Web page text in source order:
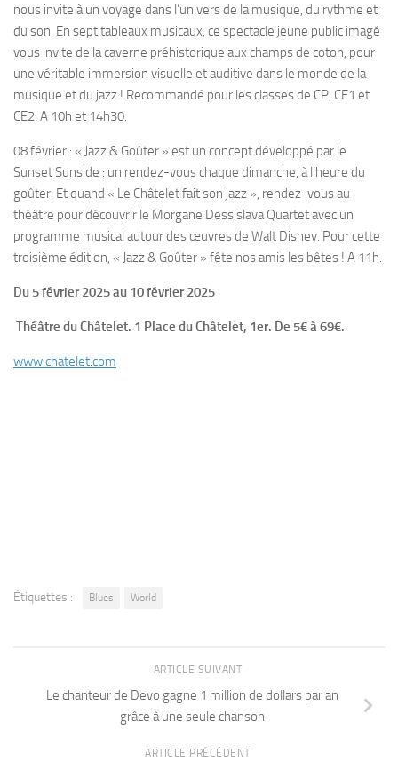
nous invite à un voyage dans l’univers de la musique, du rythme et
du son. En sept tableaux musicaux, ce spectacle jeune public imagé
vous invite de la caverne préhistorique aux champs de coton, pour
une véritable immersion visuelle et auditive dans le monde de la
musique et du jazz ! Recommandé pour les classes de CP, CE1 et
CE2. A 10h et 14h30.
08 février : « Jazz & Goûter » est un concept développé par le
Sunset Sunside : un rendez-vous chaque dimanche, à l’heure du
goûter. Et quand « Le Châtelet fait son jazz », rendez-vous au
théâtre pour découvrir le Morgane Dessislava Quartet avec un
programme musical autour des œuvres de Walt Disney. Pour cette
troisième édition, « Jazz & Goûter » fête nos amis les bêtes ! A 11h.
Du 5 février 2025 au 10 février 2025
Théâtre du Châtelet. 1 Place du Châtelet, 1er. De 5€ à 69€.
www.chatelet.com
Étiquettes : Blues World
ARTICLE SUIVANT
Le chanteur de Devo gagne 1 million de dollars par an
grâce à une seule chanson
ARTICLE PRÉCÉDENT